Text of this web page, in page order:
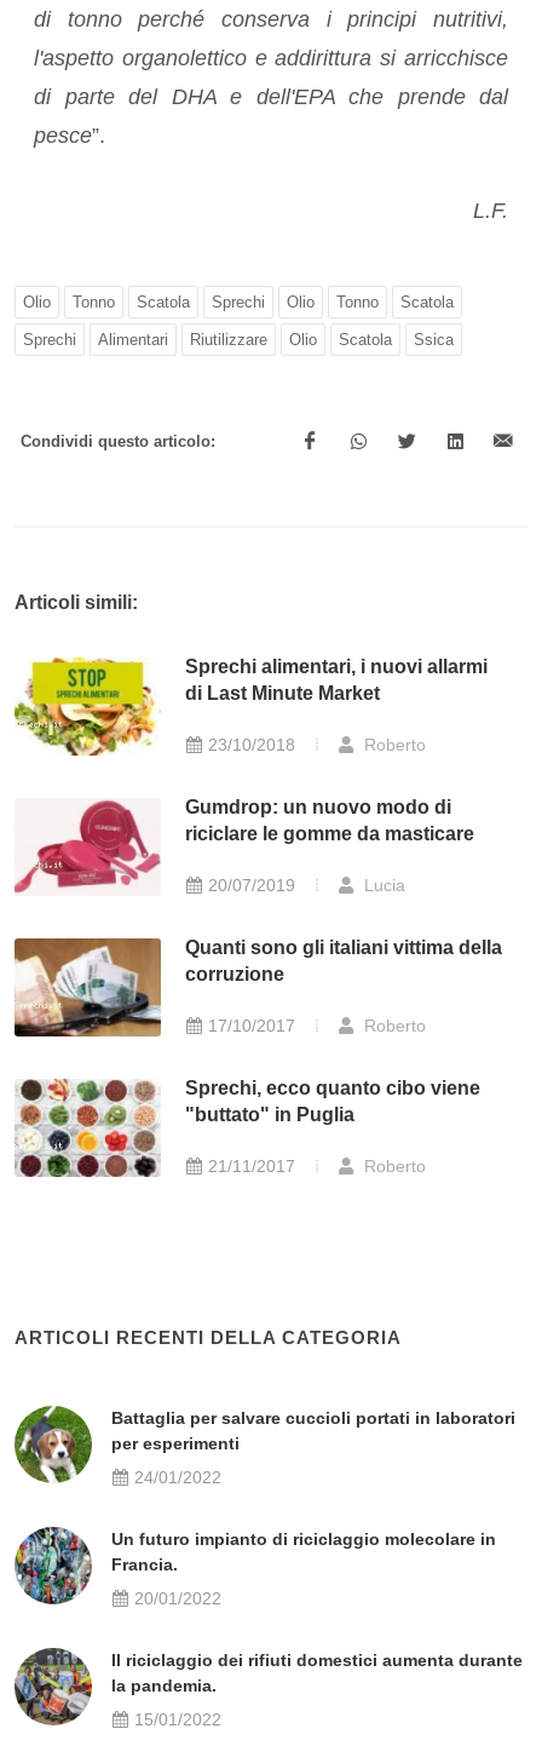
di tonno perché conserva i principi nutritivi,
l'aspetto organolettico e addirittura si arricchisce
di parte del DHA e dell'EPA che prende dal
pesce”.
L.F.
Olio Tonno Scatola Sprechi Olio Tonno Scatola
Sprechi Alimentari Riutilizzare Olio Scatola Ssica
Condividi questo articolo:
Articoli simili:
Sprechi alimentari, i nuovi allarmi
di Last Minute Market
23/10/2018 Roberto
Gumdrop: un nuovo modo di
riciclare le gomme da masticare
20/07/2019 Lucia
Quanti sono gli italiani vittima della
corruzione
17/10/2017 Roberto
Sprechi, ecco quanto cibo viene
"buttato" in Puglia
21/11/2017 Roberto
ARTICOLI RECENTI DELLA CATEGORIA
Battaglia per salvare cuccioli portati in laboratori
per esperimenti
24/01/2022
Un futuro impianto di riciclaggio molecolare in
Francia.
20/01/2022
Il riciclaggio dei rifiuti domestici aumenta durante
la pandemia.
15/01/2022